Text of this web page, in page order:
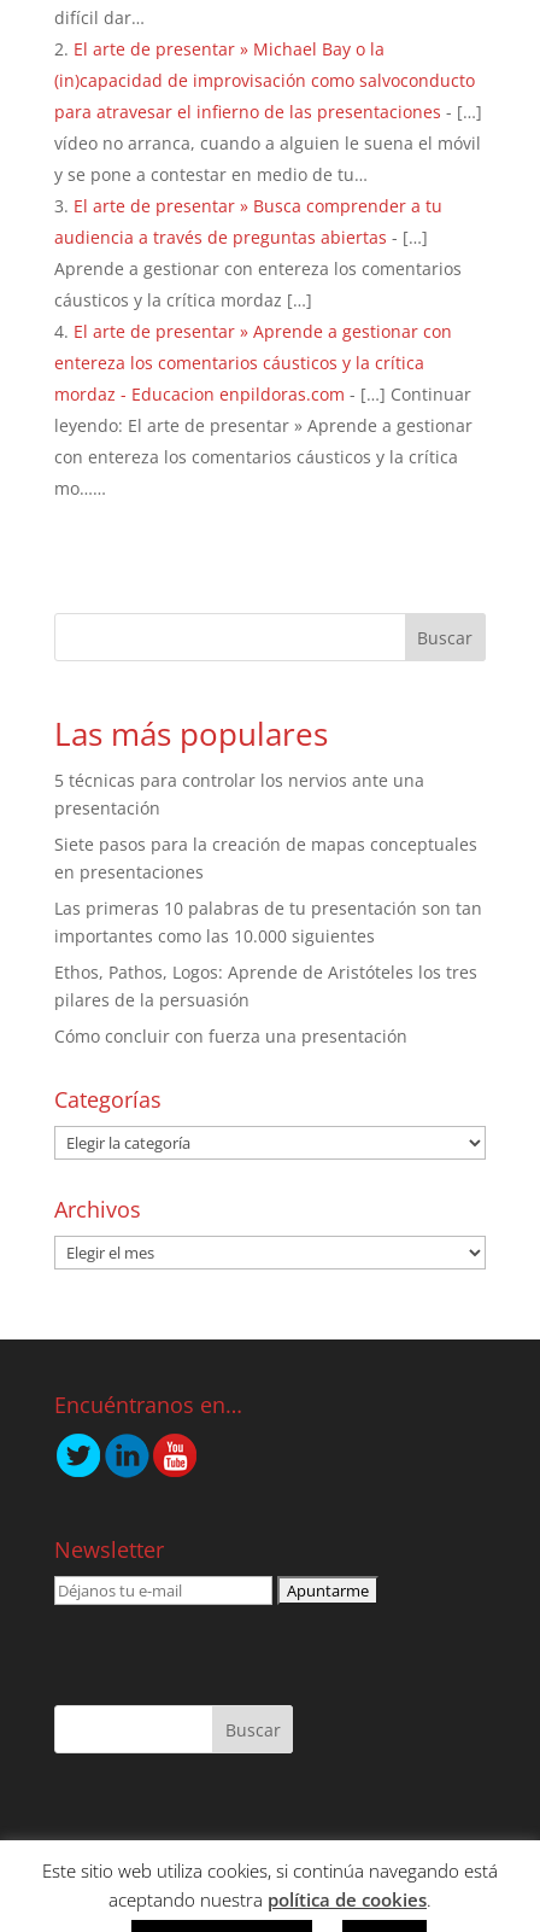
difícil dar…
El arte de presentar » Michael Bay o la
(in)capacidad de improvisación como salvoconducto
para atravesar el infierno de las presentaciones - […]
vídeo no arranca, cuando a alguien le suena el móvil
y se pone a contestar en medio de tu…
El arte de presentar » Busca comprender a tu
audiencia a través de preguntas abiertas - […]
Aprende a gestionar con entereza los comentarios
cáusticos y la crítica mordaz […]
El arte de presentar » Aprende a gestionar con
entereza los comentarios cáusticos y la crítica
mordaz - Educacion enpildoras.com - […] Continuar
leyendo: El arte de presentar » Aprende a gestionar
con entereza los comentarios cáusticos y la crítica
mo……
Las más populares
5 técnicas para controlar los nervios ante una
presentación
Siete pasos para la creación de mapas conceptuales
en presentaciones
Las primeras 10 palabras de tu presentación son tan
importantes como las 10.000 siguientes
Ethos, Pathos, Logos: Aprende de Aristóteles los tres
pilares de la persuasión
Cómo concluir con fuerza una presentación
Categorías
Archivos
Encuéntranos en…
Newsletter
SERVICIOS
CONTENIDO
CLIENTES
CONTACTO
Este sitio web utiliza cookies, si continúa navegando está
aceptando nuestra política de cookies.